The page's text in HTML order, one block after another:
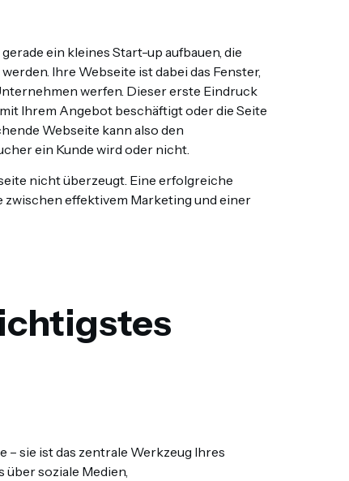
ein kleines Start-up aufbauen, die
Ihre Webseite ist dabei das Fenster,
werfen. Dieser erste Eindruck
Ihrem Angebot beschäftigt oder die Seite
Webseite kann also den
ein Kunde wird oder nicht.
nicht überzeugt. Eine erfolgreiche
effektivem Marketing und einer
sie ist das zentrale Werkzeug Ihres
soziale Medien,